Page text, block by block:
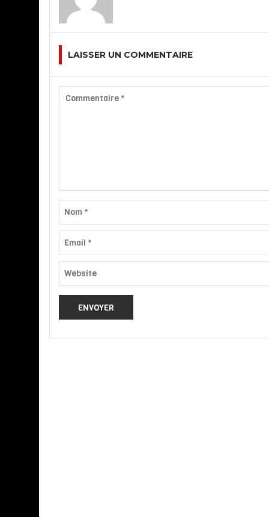
LAISSER UN COMMENTAIRE